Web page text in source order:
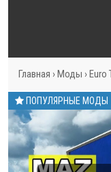
Главная › Моды › Euro
ПОПУЛЯРНЫЕ МОДЫ